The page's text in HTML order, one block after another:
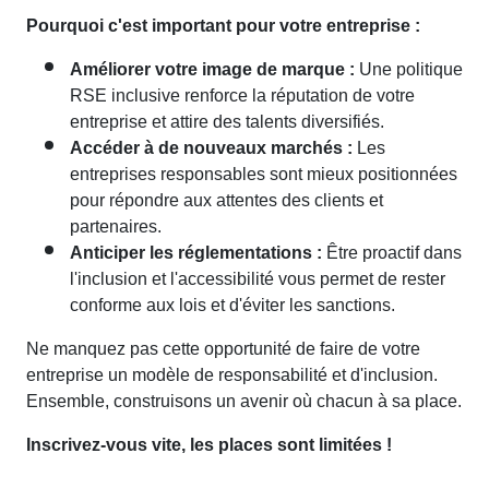
Pourquoi c'est important pour votre entreprise :
Améliorer votre image de marque :Une politique
RSE inclusive renforce la réputation de votre
entreprise et attire des talents diversifiés.
Accéder à de nouveaux marchés :Les
entreprises responsables sont mieux positionnées
pour répondre aux attentes des clients et
partenaires.
Anticiper les réglementations :Être proactif dans
l'inclusion et l'accessibilité vous permet de rester
conforme aux lois et d'éviter les sanctions.
Ne manquez pas cette opportunité de faire de votre
entreprise un modèle de responsabilité et d'inclusion.
Ensemble, construisons un avenir où chacun à sa place.
Inscrivez-vous vite, les places sont limitées !